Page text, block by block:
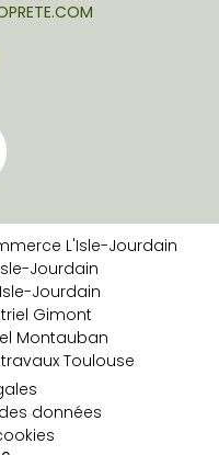
L'Isle-Jourdain
Jourdain
Jourdain
Gimont
Montauban
Toulouse
données